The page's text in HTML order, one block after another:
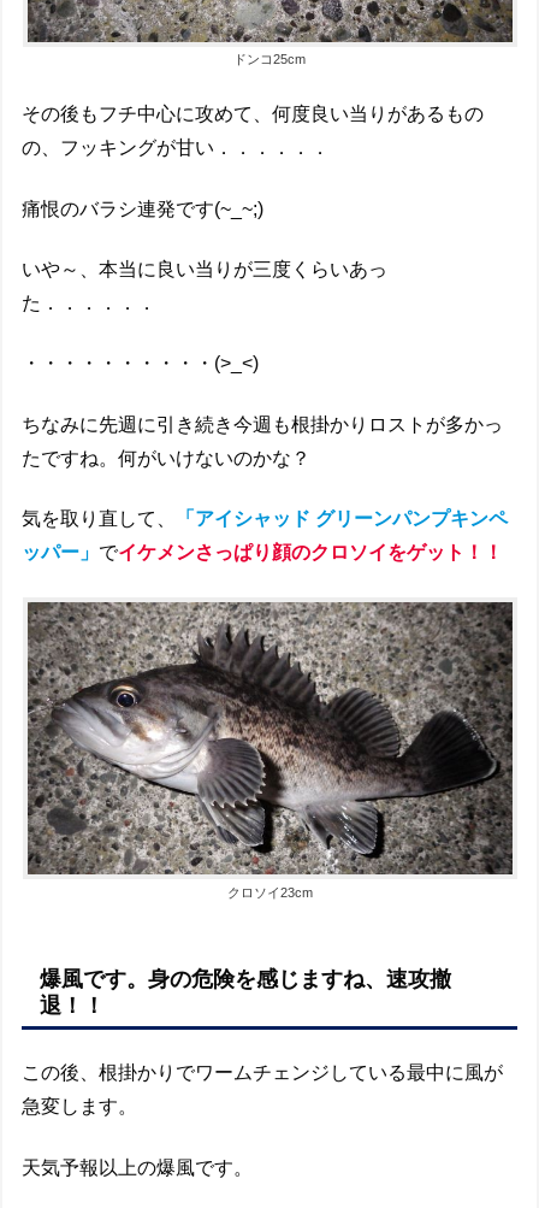
ドンコ25cm
その後もフチ中心に攻めて、何度良い当りがあるもの
の、フッキングが甘い．．．．．．
痛恨のバラシ連発です(~_~;)
いや～、本当に良い当りが三度くらいあっ
た．．．．．．
・・・・・・・・・・(>_<)
ちなみに先週に引き続き今週も根掛かりロストが多かっ
たですね。何がいけないのかな？
気を取り直して、
「アイシャッド グリーンパンプキンペ
ッパー」 でイケメンさっぱり顔のクロソイをゲット！！
クロソイ23cm
爆風です。身の危険を感じますね、速攻撤
退！！
この後、根掛かりでワームチェンジしている最中に風が
急変します。
天気予報以上の爆風です。